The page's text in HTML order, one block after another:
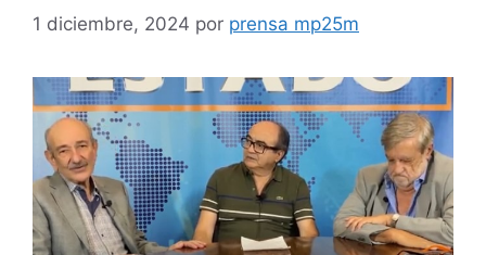
1 diciembre, 2024 por prensa mp25m